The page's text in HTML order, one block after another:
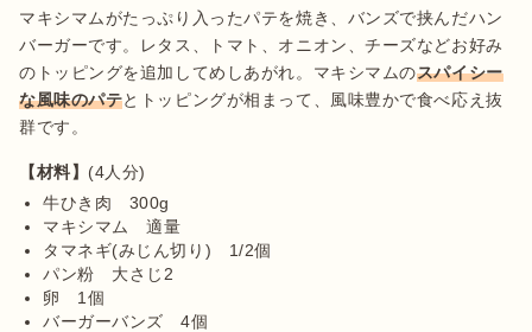
マキシマムがたっぷり入ったパテを焼き、バンズで挟んだハン
バーガーです。レタス、トマト、オニオン、チーズなどお好み
のトッピングを追加してめしあがれ。マキシマムのスパイシー
な風味のパテとトッピングが相まって、風味豊かで食べ応え抜
群です。
【材料】
牛ひき肉　300g
マキシマム　適量
タマネギ(みじん切り)　1/2個
パン粉　大さじ2
卵　1個
バーガーバンズ　4個